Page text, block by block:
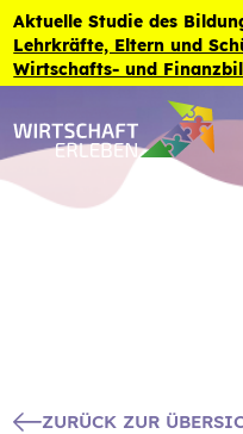
Zum Inhalt der Seite springen
Aktuelle Studie des
Lehrkräfte, Eltern und
Wirtschafts- und
ZURÜCK ZUR